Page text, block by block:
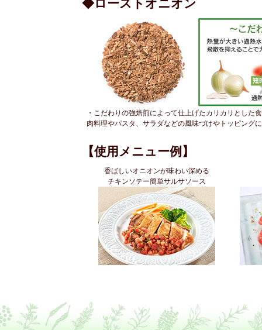
◆ローストオニオン
・こだわりの強焙煎によって仕上げたカリカリとした
肉料理やパスタ、サラダなどの風味づけやトッピング
【使用メニュー例】
香ばしいオニオンが味わい深める
チキンソテー簡単サルサソース